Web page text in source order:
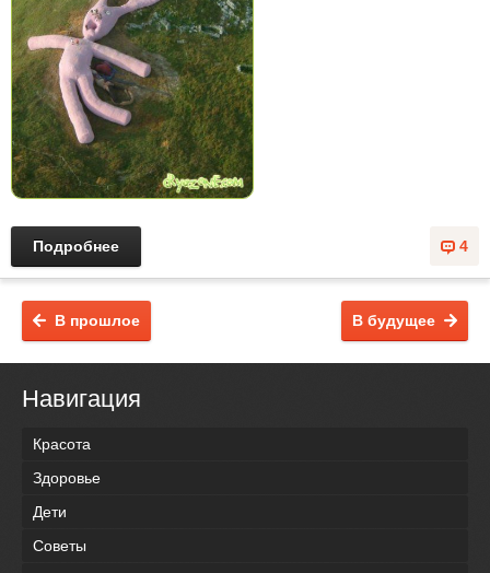
4
Подробнее
В будущее
В прошлое
Навигация
Красота
Здоровье
Дети
Советы